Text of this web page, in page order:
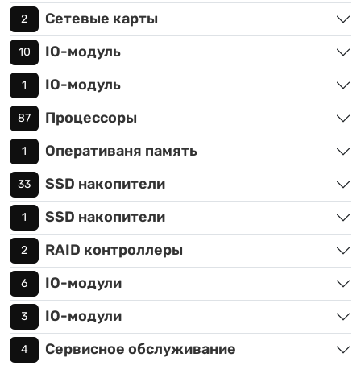
2 Сетевые карты
10 IO-модуль
1 IO-модуль
87 Процессоры
1 Оперативаня память
33 SSD накопители
1 SSD накопители
2 RAID контроллеры
6 IO-модули
3 IO-модули
4 Сервисное обслуживание